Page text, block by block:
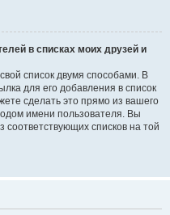
в списках моих друзей и
список двумя способами. В
для его добавления в список
сделать это прямо из вашего
имени пользователя. Вы
соответствующих списков на той